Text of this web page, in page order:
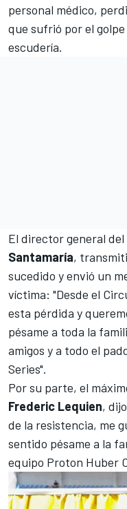
personal médico,
que sufrió por el
escudería.
El director general
Santamaría,
sucedido y envió un
víctima: "Desde el
esta pérdida y
pésame a toda la
amigos y a todo el
Series".
Por su parte, el
Frederic Lequien,
de la resistencia, me
sentido pésame a la
equipo Proton Huber